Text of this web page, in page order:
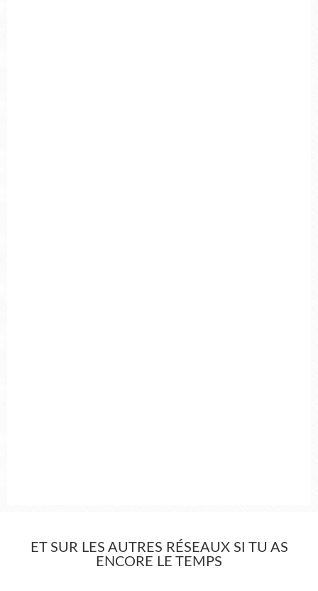
ET SUR LES AUTRES RÉSEAUX SI TU AS
ENCORE LE TEMPS